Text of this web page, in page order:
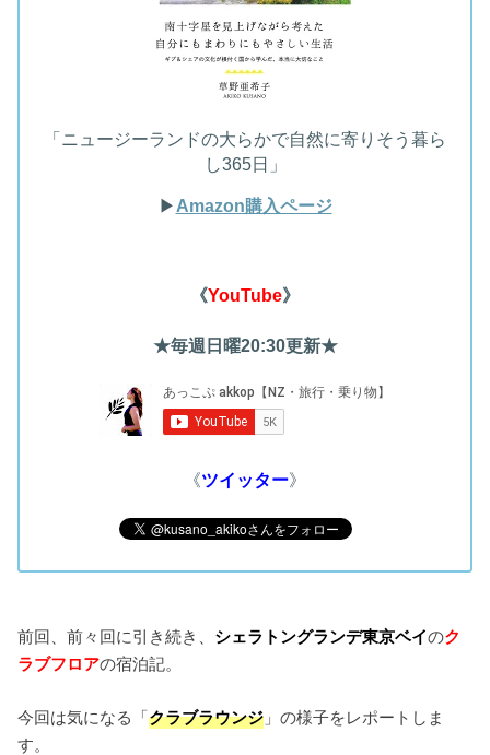
「ニュージーランドの大らかで自然に寄りそう暮ら
し365日」
▶︎Amazon購入ページ
《YouTube》
★毎週日曜20:30更新★
《ツイッター》
前回、前々回に引き続き、 シェラトングランデ東京ベイのク
ラブフロアの宿泊記。
今回は気になる「クラブラウンジ 」の様子をレポートしま
す。